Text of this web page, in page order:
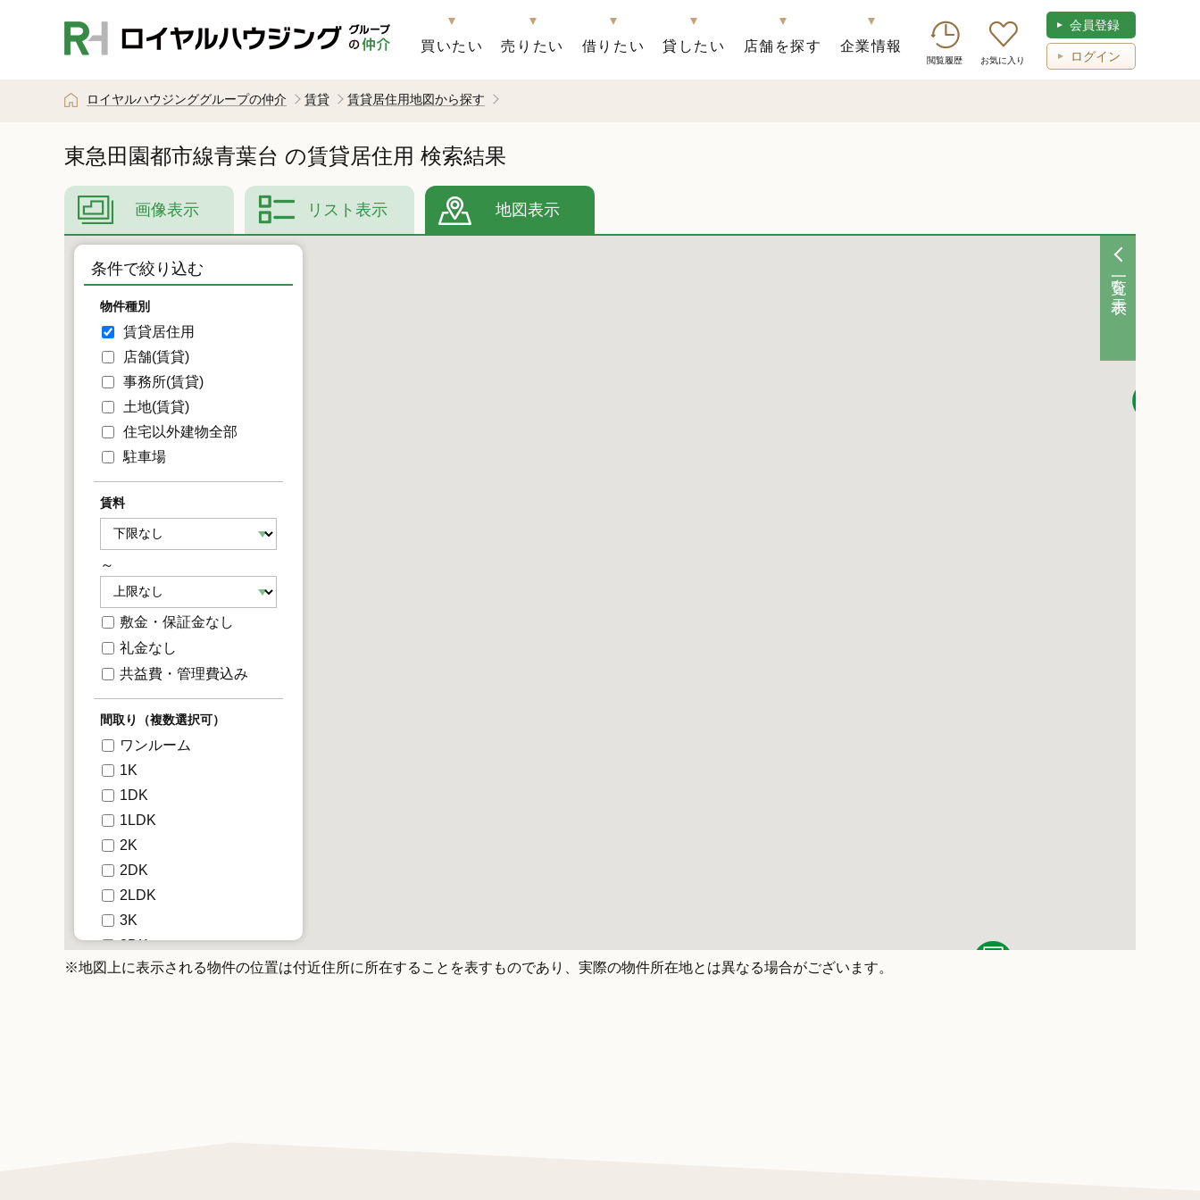
買いたい 売りたい 借りたい 貸したい 店舗を探す 企業情報
閲覧履歴 お気に入り
会員登録
ログイン
ロイヤルハウジンググループの仲介 賃貸 賃貸居住用地図から探す
東急田園都市線青葉台 の賃貸居住用 検索結果
画像表示 リスト表示 地図表示
条件で絞り込む
物件種別
賃貸居住用
店舗(賃貸)
事務所(賃貸)
土地(賃貸)
住宅以外建物全部
駐車場
賃料
～
敷金・保証金なし
礼金なし
共益費・管理費込み
間取り（複数選択可）
ワンルーム
1K
1DK
1LDK
2K
2DK
2LDK
3K
3DK
3LDK
一覧を表示
※地図上に表示される物件の位置は付近住所に所在することを表すものであり、実際の物件所在地とは異なる場合がございます。